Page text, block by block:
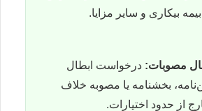
بیکاری و سایر مزایا.
مصوبات: درخواست ابطال
بخشنامه یا مصوبه خلاف
از حدود اختیارات.